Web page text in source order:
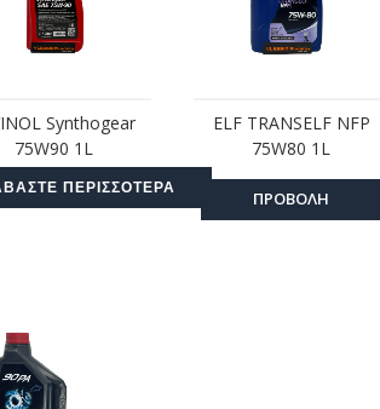
Synthogear
75W90 1L
ΠΕΡΙΣΣΌΤΕΡΑ
ELF TRANSELF NFP
75W80 1L
ΠΡΟΒΟΛΗ